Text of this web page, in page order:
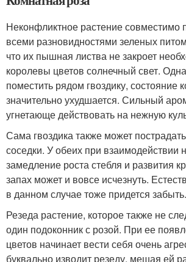
Неконфликтное растение совместимо
всеми разновидностями зеленых
что их пышная листва не закроет
королевы цветов солнечный свет.
поместить рядом гвоздику, состояние
значительно ухудшается. Сильный
угнетающе действовать на нежную
Сама гвоздика также может
соседки. У обеих при взаимодействии
замедление роста стебля и развития
запах может и вовсе исчезнуть.
в данном случае тоже придется забыть.
Резеда растение, которое также не
один подоконник с розой. При ее
цветов начинает вести себя очень
буквально изводит резеду, мешая ей